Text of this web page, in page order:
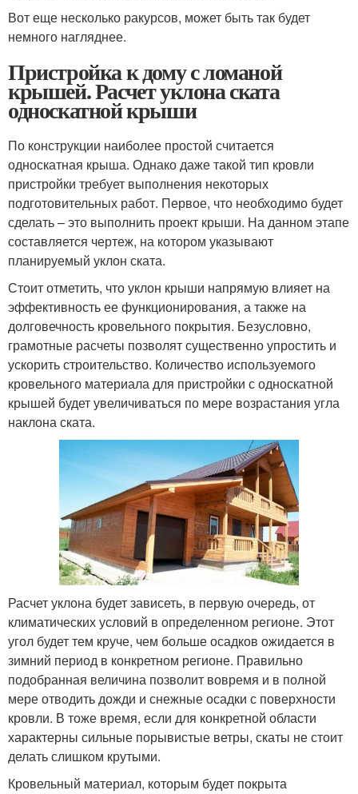
Вот еще несколько ракурсов, может быть так будет
немного нагляднее.
Пристройка к дому с ломаной
крышей. Расчет уклона ската
односкатной крыши
По конструкции наиболее простой считается
односкатная крыша. Однако даже такой тип кровли
пристройки требует выполнения некоторых
подготовительных работ. Первое, что необходимо будет
сделать – это выполнить проект крыши. На данном этапе
составляется чертеж, на котором указывают
планируемый уклон ската.
Стоит отметить, что уклон крыши напрямую влияет на
эффективность ее функционирования, а также на
долговечность кровельного покрытия. Безусловно,
грамотные расчеты позволят существенно упростить и
ускорить строительство. Количество используемого
кровельного материала для пристройки с односкатной
крышей будет увеличиваться по мере возрастания угла
наклона ската.
Расчет уклона будет зависеть, в первую очередь, от
климатических условий в определенном регионе. Этот
угол будет тем круче, чем больше осадков ожидается в
зимний период в конкретном регионе. Правильно
подобранная величина позволит вовремя и в полной
мере отводить дожди и снежные осадки с поверхности
кровли. В тоже время, если для конкретной области
характерны сильные порывистые ветры, скаты не стоит
делать слишком крутыми.
Кровельный материал, которым будет покрыта